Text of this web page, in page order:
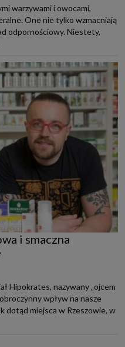
warzywami i owocami,
One nie tylko wzmacniają
odpornościowy. Niestety,
i smaczna
Hipokrates, nazywany „ojcem
wpływ na nasze
dotąd miejsca w Rzeszowie, w